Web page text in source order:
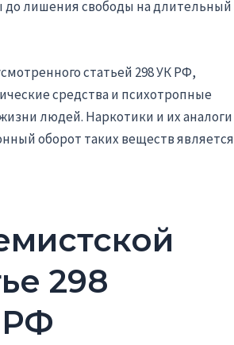
до лишения свободы на длительный
статьей 298 УК РФ,
средства и психотропные
людей. Наркотики и их аналоги
оборот таких веществ является
298
РФ